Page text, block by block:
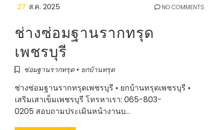
27 ส.ค. 2025 NO COMMENTS
ช่างซ่อมฐานรากทรุด
เพชรบุรี
ซ่อมฐานรากทรุด • ยกบ้านทรุด
ช่างซ่อมฐานรากทรุดเพชรบุรี • ยกบ้านทรุดเพชรบุรี •
เสริมเสาเข็มเพชรบุรี โทรหาเรา: 065-803-
0205 สอบถามประเมินหน้างานบ…